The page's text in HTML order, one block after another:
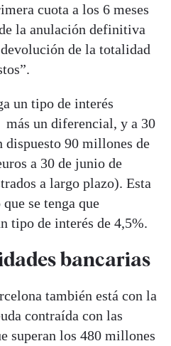
cuota a los 6 meses
la anulación definitiva
de la totalidad
un tipo de interés
un diferencial, y a 30
dispuesto 90 millones de
a 30 de junio de
a largo plazo). Esta
se tenga que
tipo de interés de 4,5%.
bancarias
también está con la
contraída con las
superan los 480 millones